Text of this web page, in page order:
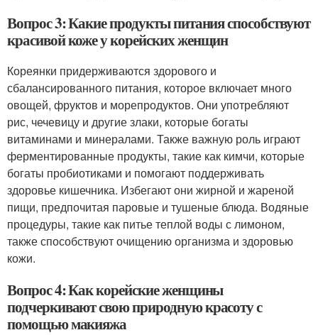
Вопрос 3: Какие продукты питания способствуют
красивой коже у корейских женщин
Кореянки придерживаются здорового и
сбалансированного питания, которое включает много
овощей, фруктов и морепродуктов. Они употребляют
рис, чечевицу и другие злаки, которые богаты
витаминами и минералами. Также важную роль играют
ферментированные продукты, такие как кимчи, которые
богаты пробиотиками и помогают поддерживать
здоровье кишечника. Избегают они жирной и жареной
пищи, предпочитая паровые и тушеные блюда. Водяные
процедуры, такие как питье теплой воды с лимоном,
также способствуют очищению организма и здоровью
кожи.
Вопрос 4: Как корейские женщины
подчеркивают свою природную красоту с
помощью макияжа